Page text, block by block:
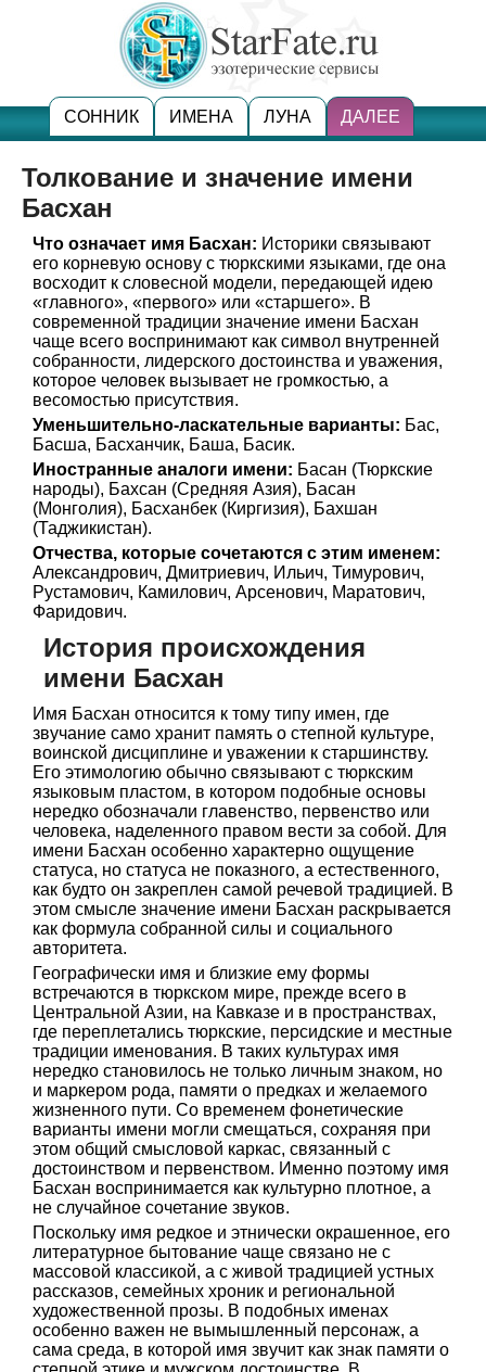
СОННИК ИМЕНА ЛУНА ДАЛЕЕ
Толкование и значение имени
Басхан
Что означает имя Басхан: Историки связывают
его корневую основу с тюркскими языками, где она
восходит к словесной модели, передающей идею
«главного», «первого» или «старшего». В
современной традиции значение имени Басхан
чаще всего воспринимают как символ внутренней
собранности, лидерского достоинства и уважения,
которое человек вызывает не громкостью, а
весомостью присутствия.
Уменьшительно-ласкательные варианты: Бас,
Басша, Басханчик, Баша, Басик.
Иностранные аналоги имени: Басан (Тюркские
народы), Бахсан (Средняя Азия), Басан
(Монголия), Басханбек (Киргизия), Бахшан
(Таджикистан).
Отчества, которые сочетаются с этим именем:
Александрович, Дмитриевич, Ильич, Тимурович,
Рустамович, Камилович, Арсенович, Маратович,
Фаридович.
История происхождения
имени Басхан
Имя Басхан относится к тому типу имен, где
звучание само хранит память о степной культуре,
воинской дисциплине и уважении к старшинству.
Его этимологию обычно связывают с тюркским
языковым пластом, в котором подобные основы
нередко обозначали главенство, первенство или
человека, наделенного правом вести за собой. Для
имени Басхан особенно характерно ощущение
статуса, но статуса не показного, а естественного,
как будто он закреплен самой речевой традицией. В
этом смысле значение имени Басхан раскрывается
как формула собранной силы и социального
авторитета.
Географически имя и близкие ему формы
встречаются в тюркском мире, прежде всего в
Центральной Азии, на Кавказе и в пространствах,
где переплетались тюркские, персидские и местные
традиции именования. В таких культурах имя
нередко становилось не только личным знаком, но
и маркером рода, памяти о предках и желаемого
жизненного пути. Со временем фонетические
варианты имени могли смещаться, сохраняя при
этом общий смысловой каркас, связанный с
достоинством и первенством. Именно поэтому имя
Басхан воспринимается как культурно плотное, а
не случайное сочетание звуков.
Поскольку имя редкое и этнически окрашенное, его
литературное бытование чаще связано не с
массовой классикой, а с живой традицией устных
рассказов, семейных хроник и региональной
художественной прозы. В подобных именах
особенно важен не вымышленный персонаж, а
сама среда, в которой имя звучит как знак памяти о